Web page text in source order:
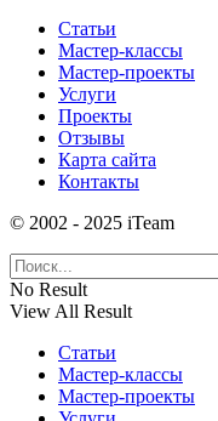
Статьи
Мастер-классы
Мастер-проекты
Услуги
Проекты
Отзывы
Карта сайта
Контакты
© 2002 - 2025 iTeam
No Result
View All Result
Статьи
Мастер-классы
Мастер-проекты